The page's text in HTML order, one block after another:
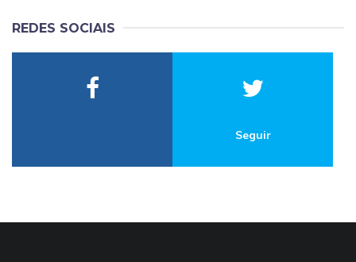
REDES SOCIAIS
Seguir